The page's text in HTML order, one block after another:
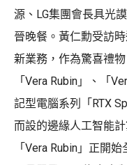
源、LG集團會長具光
晉晚餐。黃仁勳受訪
新業務，作為驚喜禮
「Vera Rubin」、「
記型電腦系列「RTX
而設的邊緣人工智能
「Vera Rubin」正開